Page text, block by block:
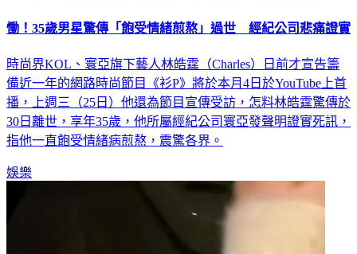
慟！35歲男星驚傳「飽受情緒煎熬」過世 經紀公司悲痛證實
時尚界KOL、寰亞旗下藝人林皓霆（Charles）日前才宣告籌
備近一年的網路時尚節目《衫P》將於本月4日於YouTube上首
播，上週三（25日）他還為節目宣傳受訪，怎料林皓霆驚傳於
30日離世，享年35歲，他所屬經紀公司寰亞發聲明證實死訊，
指他一直飽受情緒病煎熬，震驚各界。
娛樂